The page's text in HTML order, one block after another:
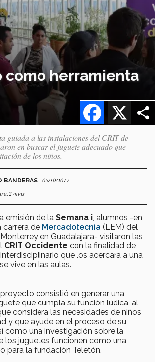
como herramienta
X
Facebook
guiada a las instalaciones del CRIT de
en buscar el juguete adecuado que
de los niños.
BANDERAS - 05/10/2017
mins
emisión de la Semana i , alumnos -en
​carrera​ ​de​ ​Mercadotecnia (LEM) del​ ​
en ​Guadalajara-​ ​visitaron​ ​las​
CRIT Occidente​ ​ con la finalidad de
​que​ ​los​ ​acercara​ ​a una
​vive en​ ​las​ aulas.​
​consistió​ ​en​ ​generar​ ​una​
​que cumpla​ ​su​ ​función​ ​lúdica,​ al
considera ​las​ ​necesidades​ ​de​ ​niños​
​y​ ​que​ ​ayude ​en​ ​el​ ​proceso​ ​de​ ​su​
​como​ ​una​ ​investigación​ ​sobre​ ​la
​los​ ​juguetes​ ​funcionen​ ​como​ ​una​
​para​ ​la​ ​fundación Teletón.